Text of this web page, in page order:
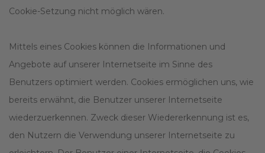
Cookie-Setzung nicht möglich wären.
Mittels eines Cookies können die Informationen und
Angebote auf unserer Internetseite im Sinne des
Benutzers optimiert werden. Cookies ermöglichen uns, wie
bereits erwähnt, die Benutzer unserer Internetseite
wiederzuerkennen. Zweck dieser Wiedererkennung ist es,
den Nutzern die Verwendung unserer Internetseite zu